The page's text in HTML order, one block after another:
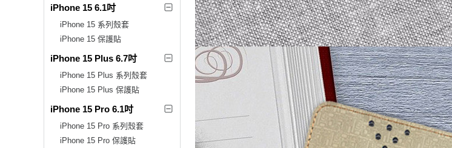
iPhone 15 6.1吋
iPhone 15 系列殼套
iPhone 15 保護貼
iPhone 15 Plus 6.7吋
iPhone 15 Plus 系列殼套
iPhone 15 Plus 保護貼
iPhone 15 Pro 6.1吋
iPhone 15 Pro 系列殼套
iPhone 15 Pro 保護貼